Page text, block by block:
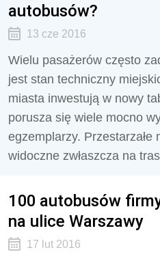
autobusów?
13 cze 2016
Wielu pasażerów często
jest stan techniczny
miasta inwestują w nowy
porusza się wiele mocno
egzemplarzy. Przestarzałe
widoczne zwłaszcza na
100 autobusów
na ulice Warszawy
17 lut 2016